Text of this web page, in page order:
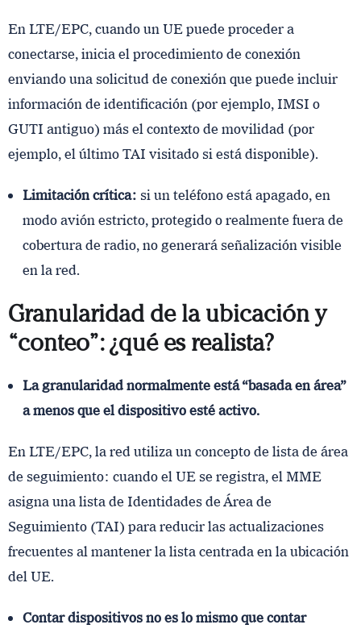
En LTE/EPC, cuando un UE puede proceder a
conectarse, inicia el procedimiento de conexión
enviando una solicitud de conexión que puede incluir
información de identificación (por ejemplo, IMSI o
GUTI antiguo) más el contexto de movilidad (por
ejemplo, el último TAI visitado si está disponible).
Limitación crítica: si un teléfono está apagado, en
modo avión estricto, protegido o realmente fuera de
cobertura de radio, no generará señalización visible
en la red.
Granularidad de la ubicación y
“conteo”: ¿qué es realista?
La granularidad normalmente está “basada en área”
a menos que el dispositivo esté activo.
En LTE/EPC, la red utiliza un concepto de lista de área
de seguimiento: cuando el UE se registra, el MME
asigna una lista de Identidades de Área de
Seguimiento (TAI) para reducir las actualizaciones
frecuentes al mantener la lista centrada en la ubicación
del UE.
Contar dispositivos no es lo mismo que contar